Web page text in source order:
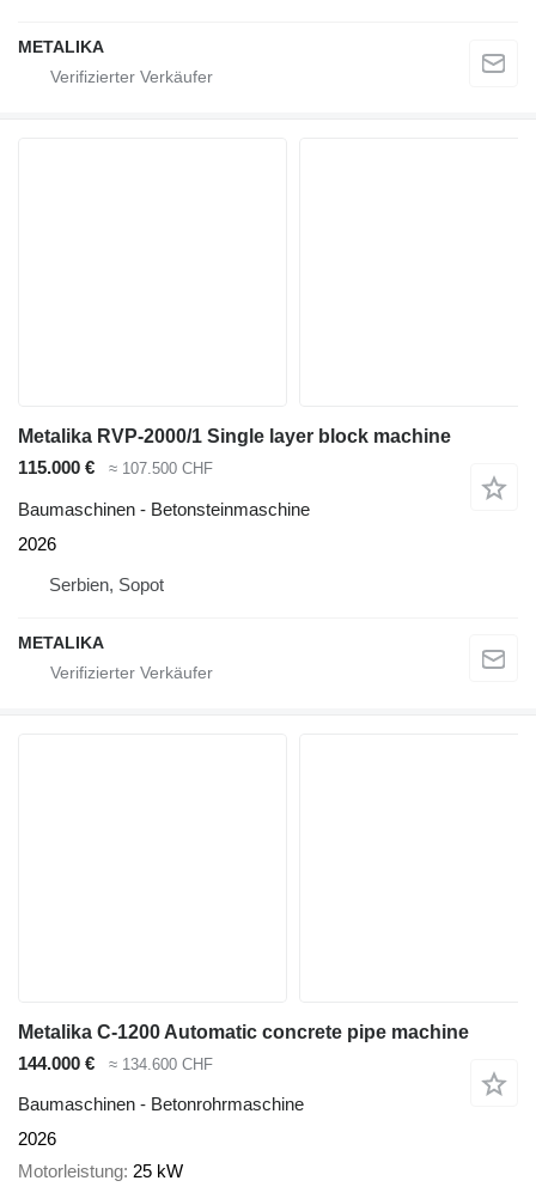
METALIKA
Metalika RVP-2000/1 Single layer block machine
115.000 €
≈ 107.500 CHF
Baumaschinen - Betonsteinmaschine
2026
Serbien, Sopot
METALIKA
Metalika C-1200 Automatic concrete pipe machine
144.000 €
≈ 134.600 CHF
Baumaschinen - Betonrohrmaschine
2026
Motorleistung 25 kW